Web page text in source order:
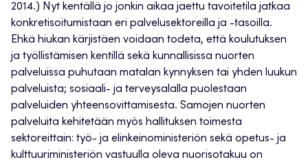
2014.) Nyt kentällä jo jonkin aikaa jaettu tavoitetila jatkaa
konkretisoitumistaan eri palvelusektoreilla ja -tasoilla.
Ehkä hiukan kärjistäen voidaan todeta, että koulutuksen
ja työllistämisen kentillä sekä kunnallisissa nuorten
palveluissa puhutaan matalan kynnyksen tai yhden luukun
palveluista; sosiaali- ja terveysalalla puolestaan
palveluiden yhteensovittamisesta. Samojen nuorten
palveluita kehitetään myös hallituksen toimesta
sektoreittain: työ- ja elinkeinoministeriön sekä opetus- ja
kulttuuriministeriön vastuulla oleva nuorisotakuu on